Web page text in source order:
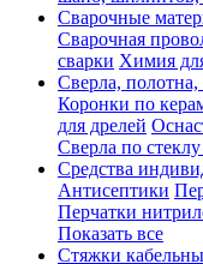
Сварочные
Сварочная
сварки Химия
Сверла,
Коронки по
для дрелей
Сверла по
Средства
Антисептики
Перчатки
Показать все
Стяжки